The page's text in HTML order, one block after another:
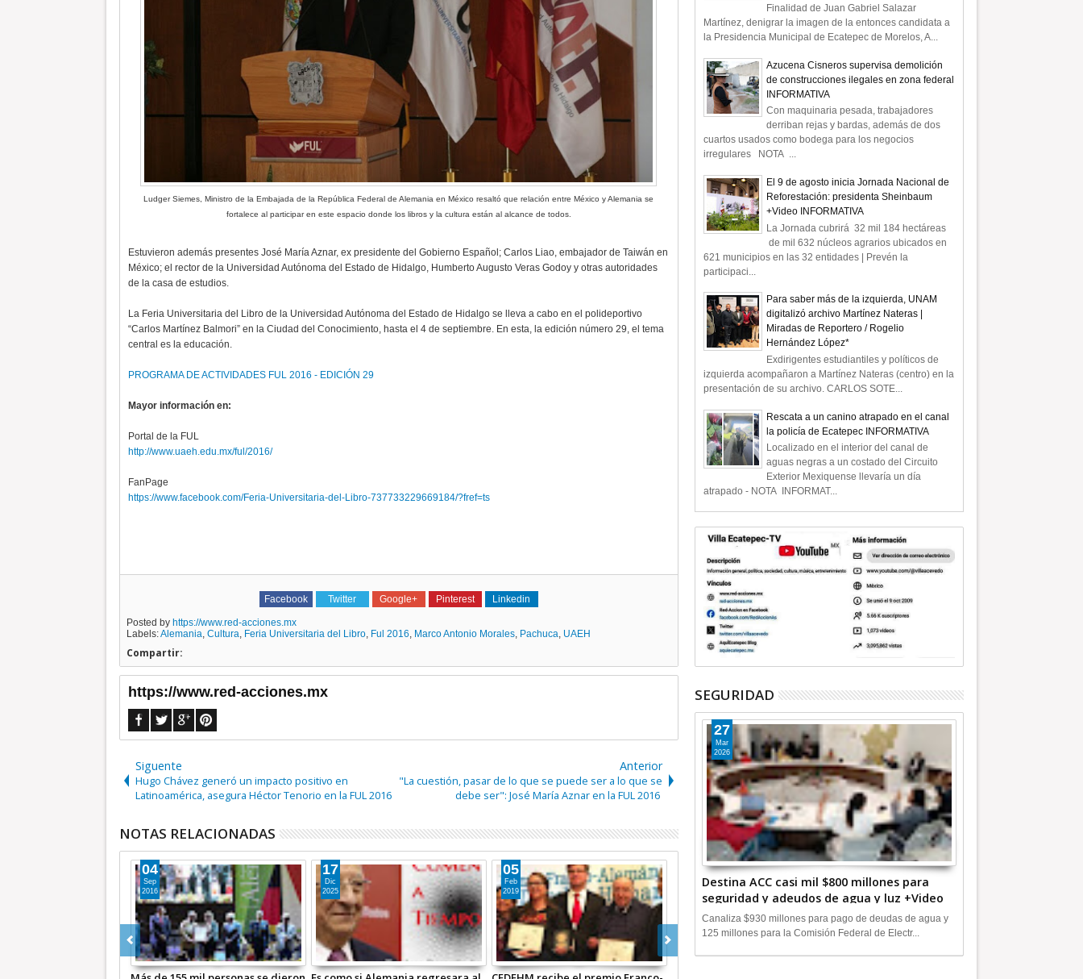
Ludger Siemes, Ministro de la Embajada de la República Federal de Alemania en México resaltó que relación entre México y Alemania se
fortalece al participar en este espacio donde los libros y la cultura están al alcance de todos.
Estuvieron además presentes José María Aznar, ex presidente del Gobierno Español; Carlos Liao, embajador de Taiwán en
México; el rector de la Universidad Autónoma del Estado de Hidalgo, Humberto Augusto Veras Godoy y otras autoridades
de la casa de estudios.
La Feria Universitaria del Libro de la Universidad Autónoma del Estado de Hidalgo se lleva a cabo en el polideportivo
“Carlos Martínez Balmori” en la Ciudad del Conocimiento, hasta el 4 de septiembre. En esta, la edición número 29, el tema
central es la educación.
PROGRAMA DE ACTIVIDADES FUL 2016 - EDICIÓN 29
Mayor información en:
Portal de la FUL
http://www.uaeh.edu.mx/ful/2016/
FanPage
https://www.facebook.com/Feria-Universitaria-del-Libro-737733229669184/?fref=ts
Facebook Twitter Google+ Pinterest Linkedin
Posted by https://www.red-acciones.mx
Labels:Alemania, Cultura, Feria Universitaria del Libro, Ful 2016, Marco Antonio Morales, Pachuca, UAEH
Compartir:
https://www.red-acciones.mx
Siguente
Hugo Chávez generó un impacto positivo en
Latinoamérica, asegura Héctor Tenorio en la FUL 2016
Anterior
"La cuestión, pasar de lo que se puede ser a lo que se
debe ser": José María Aznar en la FUL 2016
NOTAS RELACIONADAS
05
Feb
2019
13
Oct
2016
27
Ago
2016
Finalidad de Juan Gabriel Salazar
Martínez, denigrar la imagen de la entonces candidata a
la Presidencia Municipal de Ecatepec de Morelos, A...
Azucena Cisneros supervisa demolición
de construcciones ilegales en zona federal
INFORMATIVA
Con maquinaria pesada, trabajadores
derriban rejas y bardas, además de dos
cuartos usados como bodega para los negocios
irregulares NOTA ...
El 9 de agosto inicia Jornada Nacional de
Reforestación: presidenta Sheinbaum
+Video INFORMATIVA
La Jornada cubrirá 32 mil 184 hectáreas
de mil 632 núcleos agrarios ubicados en
621 municipios en las 32 entidades | Prevén la
participaci...
Para saber más de la izquierda, UNAM
digitalizó archivo Martínez Nateras |
Miradas de Reportero / Rogelio
Hernández López*
Exdirigentes estudiantiles y políticos de
izquierda acompañaron a Martínez Nateras (centro) en la
presentación de su archivo. CARLOS SOTE...
Rescata a un canino atrapado en el canal
la policía de Ecatepec INFORMATIVA
Localizado en el interior del canal de
aguas negras a un costado del Circuito
Exterior Mexiquense llevaría un día
atrapado - NOTA INFORMAT...
SEGURIDAD
Destina ACC casi mil $800 millones para
seguridad y adeudos de agua y luz +Video
27
Mar
2026
Canaliza $930 millones para pago de deudas de agua y
125 millones para la Comisión Federal de Electr...